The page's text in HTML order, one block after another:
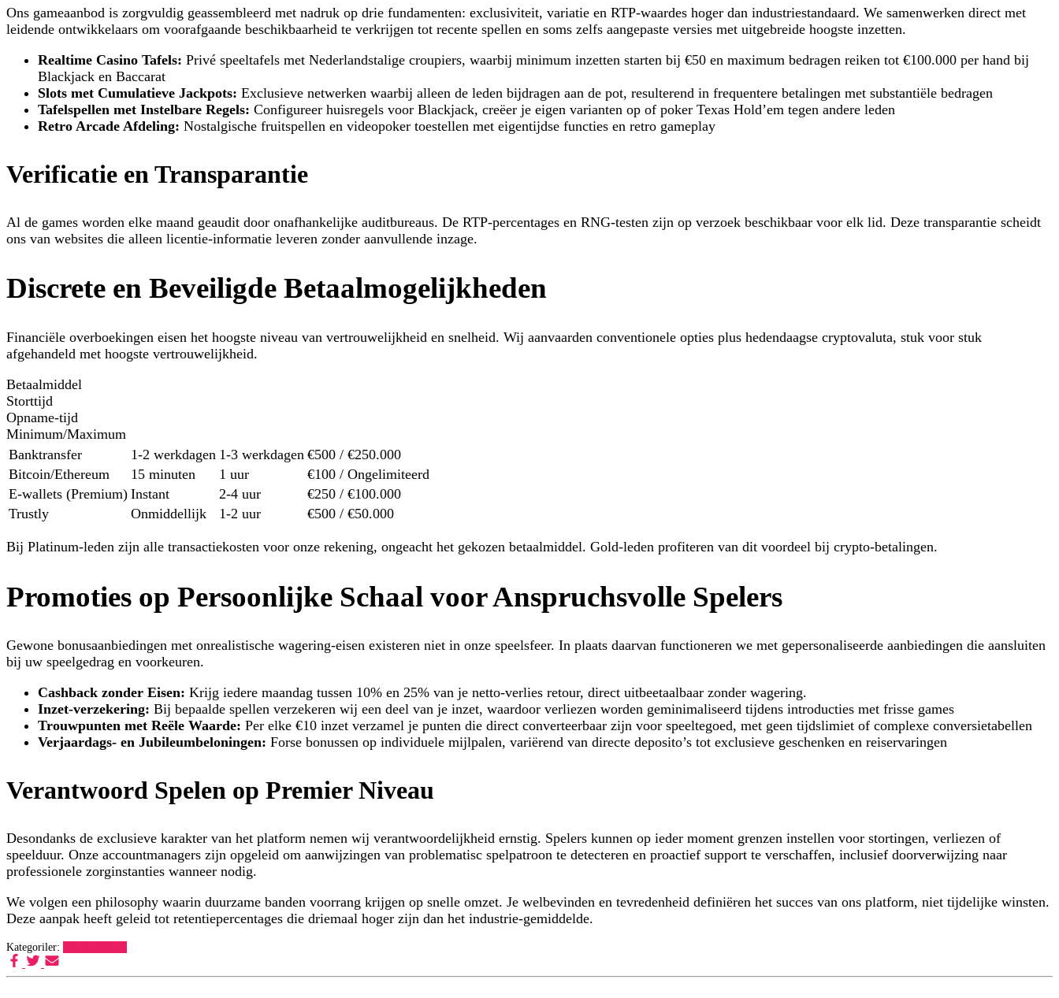
Ons gameaanbod is zorgvuldig geassembleerd met nadruk op drie fundamenten: exclusiviteit, variatie en RTP-waardes hoger dan industriestandaard. We samenwerken direct met
leidende ontwikkelaars om voorafgaande beschikbaarheid te verkrijgen tot recente spellen en soms zelfs aangepaste versies met uitgebreide hoogste inzetten.
Realtime Casino Tafels: Privé speeltafels met Nederlandstalige croupiers, waarbij minimum inzetten starten bij €50 en maximum bedragen reiken tot €100.000 per hand bij
Blackjack en Baccarat
Slots met Cumulatieve Jackpots: Exclusieve netwerken waarbij alleen de leden bijdragen aan de pot, resulterend in frequentere betalingen met substantiële bedragen
Tafelspellen met Instelbare Regels: Configureer huisregels voor Blackjack, creëer je eigen varianten op of poker Texas Hold’em tegen andere leden
Retro Arcade Afdeling: Nostalgische fruitspellen en videopoker toestellen met eigentijdse functies en retro gameplay
Verificatie en Transparantie
Al de games worden elke maand geaudit door onafhankelijke auditbureaus. De RTP-percentages en RNG-testen zijn op verzoek beschikbaar voor elk lid. Deze transparantie scheidt
ons van websites die alleen licentie-informatie leveren zonder aanvullende inzage.
Discrete en Beveiligde Betaalmogelijkheden
Financiële overboekingen eisen het hoogste niveau van vertrouwelijkheid en snelheid. Wij aanvaarden conventionele opties plus hedendaagse cryptovaluta, stuk voor stuk
afgehandeld met hoogste vertrouwelijkheid.
Betaalmiddel
Storttijd
Opname-tijd
Minimum/Maximum
Banktransfer
1-2 werkdagen 1-3 werkdagen €500 / €250.000
Bitcoin/Ethereum
15 minuten 1 uur
€100 / Ongelimiteerd
E-wallets (Premium) Instant 2-4 uur
€250 / €100.000
Trustly
Onmiddellijk 1-2 uur €500 / €50.000
Bij Platinum-leden zijn alle transactiekosten voor onze rekening, ongeacht het gekozen betaalmiddel. Gold-leden profiteren van dit voordeel bij crypto-betalingen.
Promoties op Persoonlijke Schaal voor Anspruchsvolle Spelers
Gewone bonusaanbiedingen met onrealistische wagering-eisen existeren niet in onze speelsfeer. In plaats daarvan functioneren we met gepersonaliseerde aanbiedingen die aansluiten
bij uw speelgedrag en voorkeuren.
Cashback zonder Eisen: Krijg iedere maandag tussen 10% en 25% van je netto-verlies retour, direct uitbeetaalbaar zonder wagering.
Inzet-verzekering: Bij bepaalde spellen verzekeren wij een deel van je inzet, waardoor verliezen worden geminimaliseerd tijdens introducties met frisse games
Trouwpunten met Reële Waarde: Per elke €10 inzet verzamel je punten die direct converteerbaar zijn voor speeltegoed, met geen tijdslimiet of complexe conversietabellen
Verjaardags- en Jubileumbeloningen: Forse bonussen op individuele mijlpalen, variërend van directe deposito’s tot exclusieve geschenken en reiservaringen
Verantwoord Spelen op Premier Niveau
Desondanks de exclusieve karakter van het platform nemen wij verantwoordelijkheid ernstig. Spelers kunnen op ieder moment grenzen instellen voor stortingen, verliezen of
speelduur. Onze accountmanagers zijn opgeleid om aanwijzingen van problematisc spelpatroon te detecteren en proactief support te verschaffen, inclusief doorverwijzing naar
professionele zorginstanties wanneer nodig.
We volgen een philosophy waarin duurzame banden voorrang krijgen op snelle omzet. Je welbevinden en tevredenheid definiëren het succes van ons platform, niet tijdelijke winsten.
Deze aanpak heeft geleid tot retentiepercentages die driemaal hoger zijn dan het industrie-gemiddelde.
Kategoriler: